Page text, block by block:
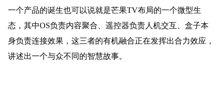
一个产品的诞生也可以说就是芒果TV布局的一个微型生
态，其中OS负责内容聚合、遥控器负责人机交互、盒子本
身负责连接效果，这三者的有机融合正在发挥出合力效应，
讲述出一个与众不同的智慧故事。